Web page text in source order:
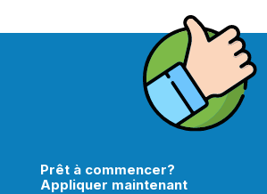
Prêt à commencer?
Appliquer maintenant